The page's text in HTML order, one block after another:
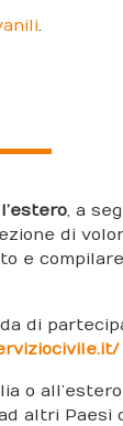
.
, a
di
e
di
o
altri Paesi